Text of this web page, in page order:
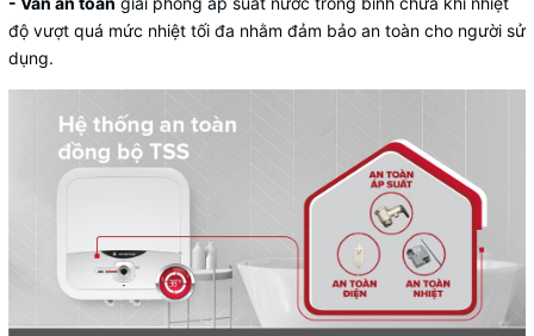
độ vượt quá mức nhiệt tối đa nhằm đảm bảo an toàn cho người sử
dụng.